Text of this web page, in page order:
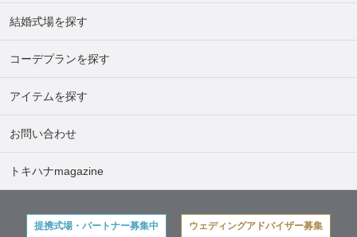
結婚式場を探す
コーデプランを探す
アイテムを探す
お問い合わせ
トキハナmagazine
提携式場・パートナー募集中 ウェディングアドバイザー募集